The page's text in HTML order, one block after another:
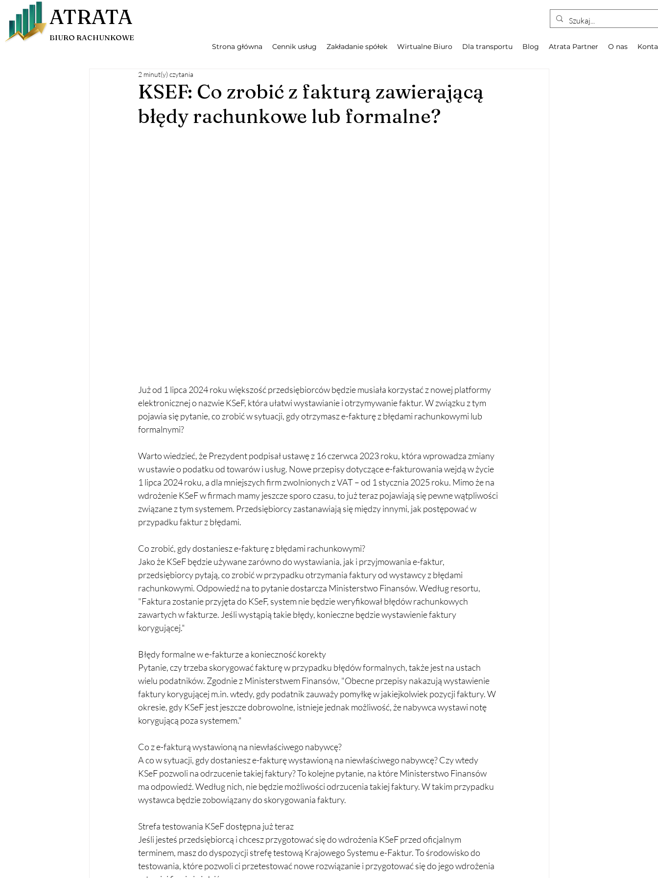
ATRATA
BIURO RACHUNKOWE
Strona główna Cennik usług Zakładanie spółek Wirtualne Biuro Dla transportu Blog Atrata Partner O nas
KSEF: Co zrobić z fakturą zawierającą
błędy rachunkowe lub formalne?
2 minut(y) czytania
Już od 1 lipca 2024 roku większość przedsiębiorców będzie musiała korzystać z nowej platformy
elektronicznej o nazwie KSeF, która ułatwi wystawianie i otrzymywanie faktur. W związku z tym
pojawia się pytanie, co zrobić w sytuacji, gdy otrzymasz e-fakturę z błędami rachunkowymi lub
formalnymi?
Warto wiedzieć, że Prezydent podpisał ustawę z 16 czerwca 2023 roku, która wprowadza zmiany
w ustawie o podatku od towarów i usług. Nowe przepisy dotyczące e-fakturowania wejdą w życie
1 lipca 2024 roku, a dla mniejszych firm zwolnionych z VAT – od 1 stycznia 2025 roku. Mimo że na
wdrożenie KSeF w firmach mamy jeszcze sporo czasu, to już teraz pojawiają się pewne wątpliwości
związane z tym systemem. Przedsiębiorcy zastanawiają się między innymi, jak postępować w
przypadku faktur z błędami.
Co zrobić, gdy dostaniesz e-fakturę z błędami rachunkowymi?
Jako że KSeF będzie używane zarówno do wystawiania, jak i przyjmowania e-faktur,
przedsiębiorcy pytają, co zrobić w przypadku otrzymania faktury od wystawcy z błędami
rachunkowymi. Odpowiedź na to pytanie dostarcza Ministerstwo Finansów. Według resortu,
"Faktura zostanie przyjęta do KSeF, system nie będzie weryfikował błędów rachunkowych
zawartych w fakturze. Jeśli wystąpią takie błędy, konieczne będzie wystawienie faktury
korygującej."
Błędy formalne w e-fakturze a konieczność korekty
Pytanie, czy trzeba skorygować fakturę w przypadku błędów formalnych, także jest na ustach
wielu podatników. Zgodnie z Ministerstwem Finansów, "Obecne przepisy nakazują wystawienie
faktury korygującej m.in. wtedy, gdy podatnik zauważy pomyłkę w jakiejkolwiek pozycji faktury. W
okresie, gdy KSeF jest jeszcze dobrowolne, istnieje jednak możliwość, że nabywca wystawi notę
korygującą poza systemem."
Co z e-fakturą wystawioną na niewłaściwego nabywcę?
A co w sytuacji, gdy dostaniesz e-fakturę wystawioną na niewłaściwego nabywcę? Czy wtedy
KSeF pozwoli na odrzucenie takiej faktury? To kolejne pytanie, na które Ministerstwo Finansów
ma odpowiedź. Według nich, nie będzie możliwości odrzucenia takiej faktury. W takim przypadku
wystawca będzie zobowiązany do skorygowania faktury.
Strefa testowania KSeF dostępna już teraz
Jeśli jesteś przedsiębiorcą i chcesz przygotować się do wdrożenia KSeF przed oficjalnym
terminem, masz do dyspozycji strefę testową Krajowego Systemu e-Faktur. To środowisko do
testowania, które pozwoli ci przetestować nowe rozwiązanie i przygotować się do jego wdrożenia